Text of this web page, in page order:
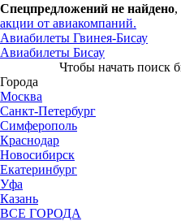
Спецпредложений не найдено,
акции от авиакомпаний.
Авиабилеты Гвинея-Бисау
Авиабилеты Бисау
Чтобы начать поиск
Города
Москва
Санкт-Петербург
Симферополь
Краснодар
Новосибирск
Екатеринбург
Уфа
Казань
ВСЕ ГОРОДА